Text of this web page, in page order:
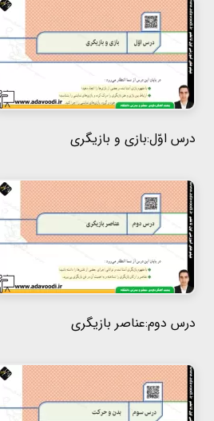
هفتم
هشتم
نهم
درس اوّل:بازی و بازیگری
درس دوم:عناصر بازیگری